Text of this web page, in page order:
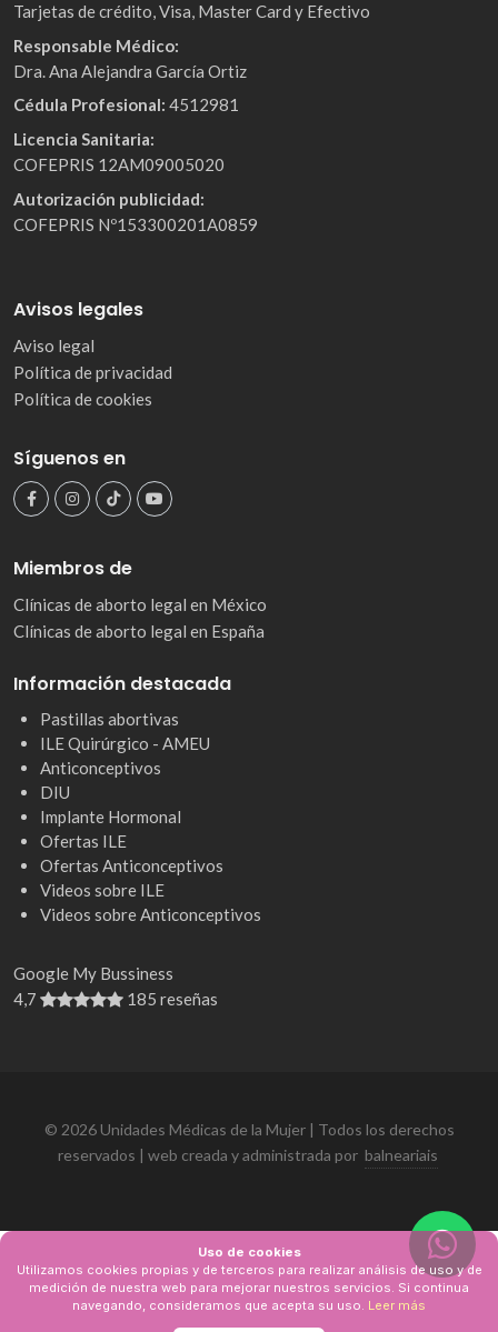
Tarjetas de crédito, Visa, Master Card y Efectivo
Responsable Médico:
Dra. Ana Alejandra García Ortiz
Cédula Profesional: 4512981
Licencia Sanitaria:
COFEPRIS 12AM09005020
Autorización publicidad:
COFEPRIS Nº153300201A0859
Avisos legales
Aviso legal
Política de privacidad
Política de cookies
Síguenos en
Miembros de
Clínicas de aborto legal en México
Clínicas de aborto legal en España
Información destacada
Pastillas abortivas
ILE Quirúrgico - AMEU
Anticonceptivos
DIU
Implante Hormonal
Ofertas ILE
Ofertas Anticonceptivos
Videos sobre ILE
Videos sobre Anticonceptivos
Google My Bussiness
4,7
185 reseñas
© 2026 Unidades Médicas de la Mujer | Todos los derechos
reservados | web creada y administrada por balneariais
Uso de cookies
Utilizamos cookies propias y de terceros para realizar análisis de uso y de
medición de nuestra web para mejorar nuestros servicios. Si continua
navegando, consideramos que acepta su uso. Leer más